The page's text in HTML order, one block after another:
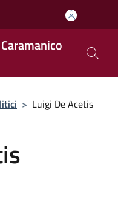
> Luigi De Acetis